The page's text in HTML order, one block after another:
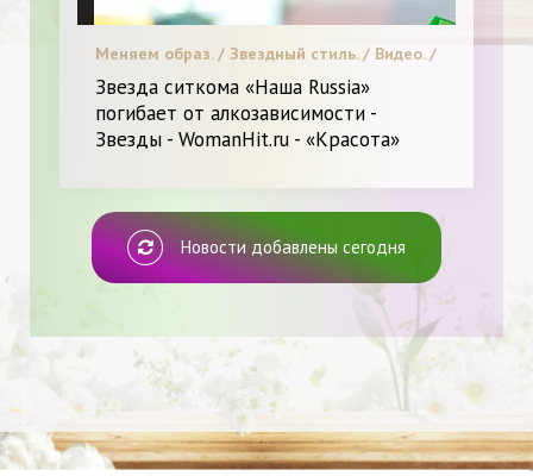
Меняем образ. / Звездный стиль. / Видео. /
Мода. / Я и Красота.
Звезда ситкома «Наша Russia»
погибает от алкозависимости -
Звезды - WomanHit.ru - «Красота»
Новости добавлены сегодня